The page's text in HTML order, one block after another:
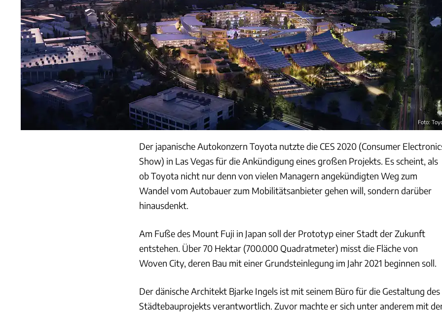
Foto:
Der japanische Autokonzern Toyota nutzte die CES 2020 (Consumer
Show) in Las Vegas für die Ankündigung eines großen Projekts. Es scheint, als
ob Toyota nicht nur denn von vielen Managern angekündigten Weg zum
Wandel vom Autobauer zum Mobilitätsanbieter gehen will, sondern darüber
hinausdenkt.
Am Fuße des Mount Fuji in Japan soll der Prototyp einer Stadt der Zukunft
entstehen. Über 70 Hektar (700.000 Quadratmeter) misst die Fläche von
Woven City, deren Bau mit einer Grundsteinlegung im Jahr 2021 beginnen soll.
Der dänische Architekt Bjarke Ingels ist mit seinem Büro für die Gestaltung des
Städtebauprojekts verantwortlich. Zuvor machte er sich unter anderem mit